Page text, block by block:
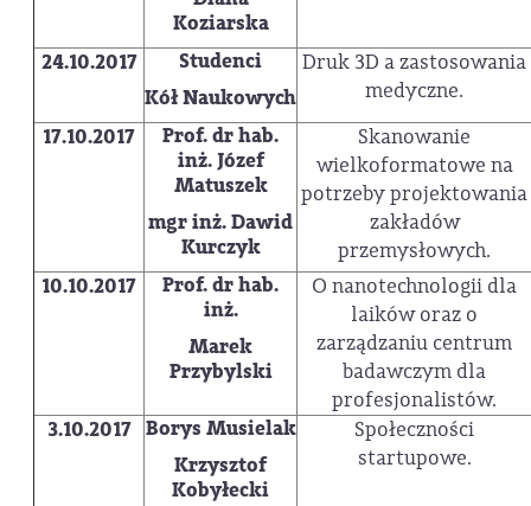
Koziarska
24.10.2017
Studenci
Kół Naukowych
Druk 3D a zastosowania
medyczne.
17.10.2017
Prof. dr hab.
inż. Józef
Matuszek
mgr inż. Dawid
Kurczyk
Skanowanie
wielkoformatowe na
potrzeby projektowania
zakładów
przemysłowych.
10.10.2017
Prof. dr hab.
inż.
Marek
Przybylski
O nanotechnologii dla
laików oraz o
zarządzaniu centrum
badawczym dla
profesjonalistów.
3.10.2017 Borys Musielak
Krzysztof
Kobyłecki
Społeczności
startupowe.